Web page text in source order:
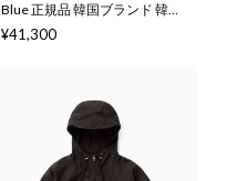
Blue 正規品 韓国ブランド 韓国
ファッション 韓国代行 カーキ
¥41,300